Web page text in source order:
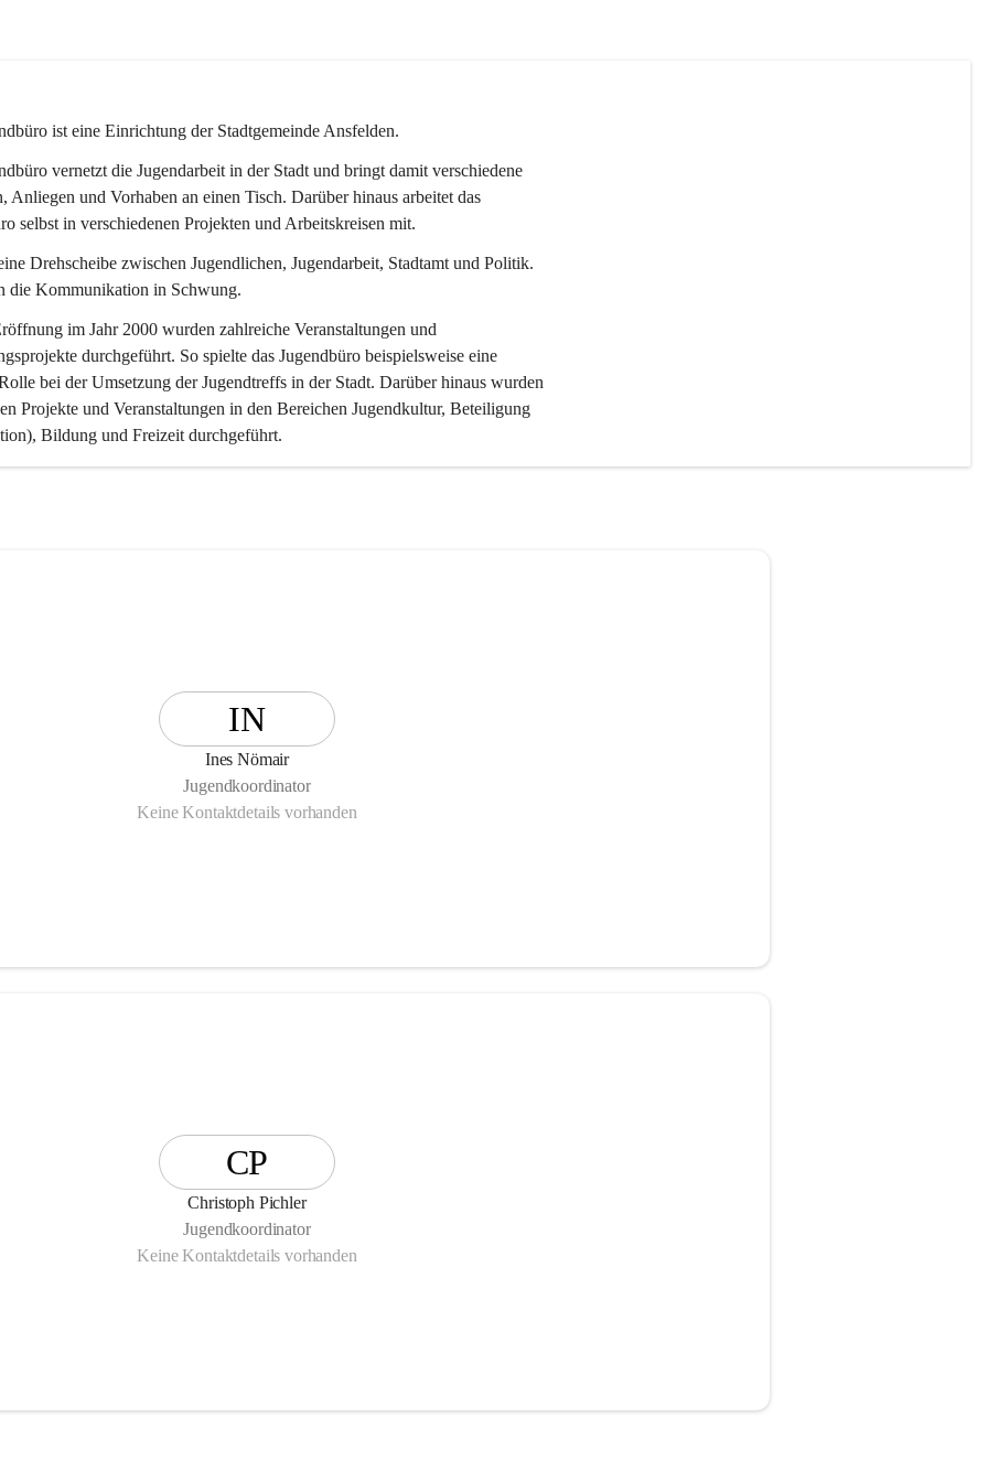
ist eine Einrichtung der Stadtgemeinde Ansfelden.
vernetzt die Jugendarbeit in der Stadt und bringt damit verschiedene
Anliegen und Vorhaben an einen Tisch. Darüber hinaus arbeitet das
selbst in verschiedenen Projekten und Arbeitskreisen mit.
Drehscheibe zwischen Jugendlichen, Jugendarbeit, Stadtamt und Politik.
die Kommunikation in Schwung.
im Jahr 2000 wurden zahlreiche Veranstaltungen und
durchgeführt. So spielte das Jugendbüro beispielsweise eine
bei der Umsetzung der Jugendtreffs in der Stadt. Darüber hinaus wurden
Projekte und Veranstaltungen in den Bereichen Jugendkultur, Beteiligung
Bildung und Freizeit durchgeführt.
IN
Ines Nömair
Jugendkoordinator
Keine Kontaktdetails vorhanden
CP
Christoph Pichler
Jugendkoordinator
Keine Kontaktdetails vorhanden